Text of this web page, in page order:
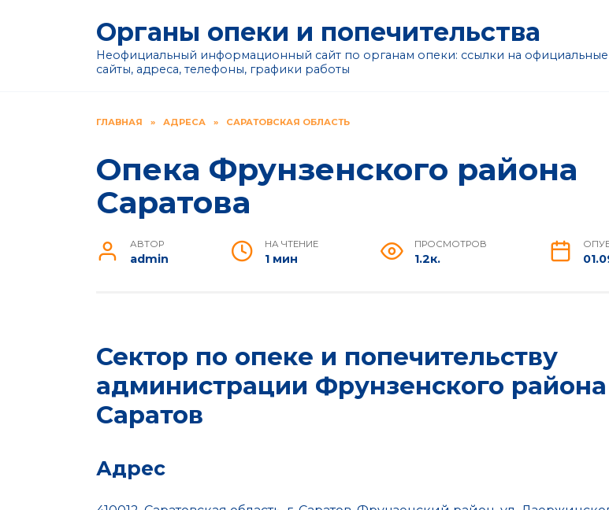
Органы опеки и попечительства
Неофициальный информационный сайт по органам опеки: ссылки на официальные
сайты, адреса, телефоны, графики работы
ГЛАВНАЯ » АДРЕСА » САРАТОВСКАЯ ОБЛАСТЬ
Опека Фрунзенского района
Саратова
АВТОР
admin
НА ЧТЕНИЕ
1 мин
ПРОСМОТРОВ
1.2к.
Сектор по опеке и попечительству
администрации Фрунзенского района
Саратов
Адрес